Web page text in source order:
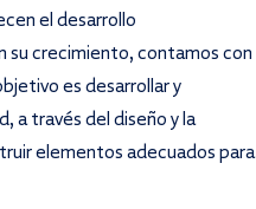
el desarrollo
su crecimiento, contamos con
es desarrollar y
a través del diseño y la
elementos adecuados para